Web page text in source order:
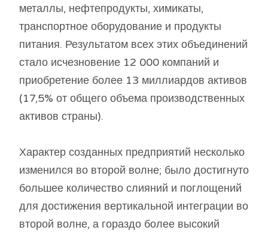
металлы, нефтепродукты, химикаты,
транспортное оборудование и продукты
питания. Результатом всех этих объединений
стало исчезновение 12 000 компаний и
приобретение более 13 миллиардов активов
(17,5% от общего объема производственных
активов страны).
Характер созданных предприятий несколько
изменился во второй волне; было достигнуто
большее количество слияний и поглощений
для достижения вертикальной интеграции во
второй волне, а гораздо более высокий